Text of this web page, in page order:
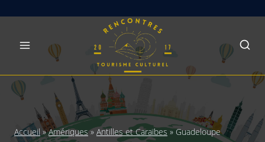
Accueil »Amériques»Antilles et Caraïbes»Guadeloupe